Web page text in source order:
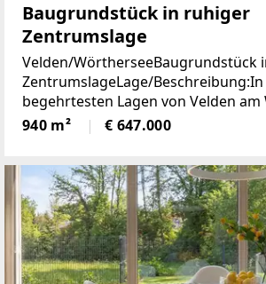
Baugrundstück in ruhiger
Zentrumslage
Velden/WörtherseeBaugrundstück
ZentrumslageLage/
begehrtesten Lagen von Velden
befindet sich dieses ca. 940 m²
das mit seiner ruhigen und
940 m² € 647.000